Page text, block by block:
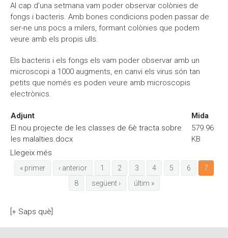
Al cap d’una setmana vam poder observar colònies de
fongs i bacteris. Amb bones condicions poden passar de
ser-ne uns pocs a milers, formant colònies que podem
veure amb els propis ulls.
Els bacteris i els fongs els vam poder observar amb un
microscopi a 1000 augments, en canvi els virus són tan
petits que només es poden veure amb microscopis
electrònics.
Adjunt
Mida
El nou projecte de les classes de 6è tracta sobre
les malalties.docx
579.96
KB
Llegeix més
« primer ‹ anterior 1 2 3 4 5 6
7
8
següent › últim »
[+ Saps què]